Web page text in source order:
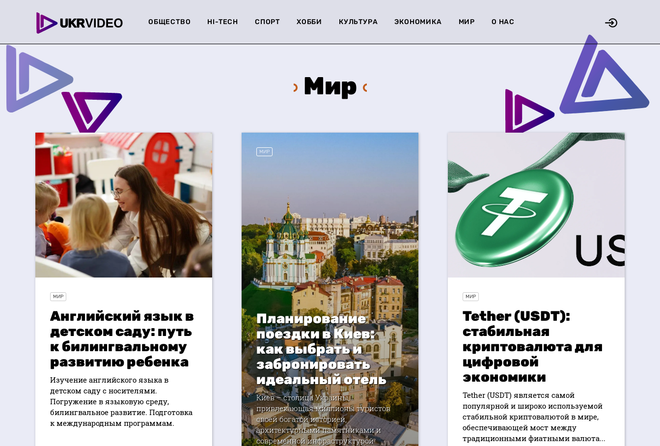
ОБЩЕСТВО HI-TECH СПОРТ ХОББИ КУЛЬТУРА ЭКОНОМИКА МИР О НАС
Мир
МИР
Английский язык в
детском саду: путь
к билингвальному
развитию ребенка
Изучение английского языка в
детском саду с носителями.
Погружение в языковую среду,
билингвальное развитие. Подготовка
к международным программам.
МИР
Планирование
поездки в Киев:
как выбрать и
забронировать
идеальный отель
Киев – столица Украины,
привлекающая миллионы туристов
своей богатой историей,
архитектурными памятниками и
современной инфраструктурой
МИР
Tether (USDT):
стабильная
криптовалюта для
цифровой
экономики
Tether (USDT) является самой
популярной и широко используемой
стабильной криптовалютой в мире,
обеспечивающей мост между
традиционными фиатными валюта...